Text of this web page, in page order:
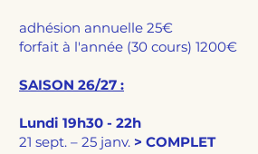
adhésion annuelle 25€
forfait à l'année (30 cours) 1200€
SAISON 26/27 :
Lundi 19h30 - 22h
21 sept. – 25 janv. > COMPLET